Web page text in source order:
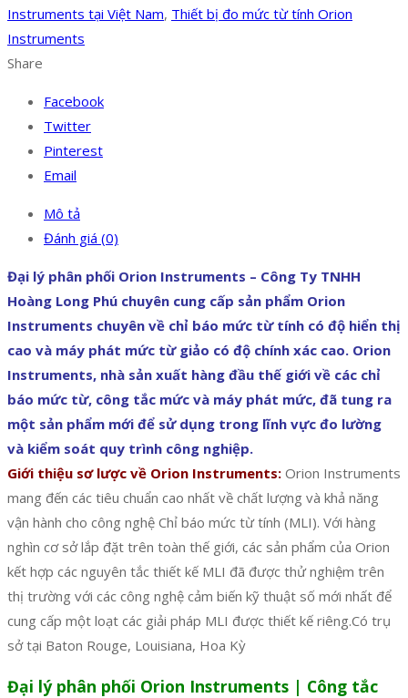
Instruments tại Việt Nam, Thiết bị đo mức từ tính Orion
Instruments
Share
Facebook
Twitter
Pinterest
Email
Mô tả
Đánh giá (0)
Đại lý phân phối Orion Instruments – Công Ty TNHH
Hoàng Long Phú chuyên cung cấp sản phẩm Orion
Instruments chuyên về chỉ báo mức từ tính có độ hiển thị
cao và máy phát mức từ giảo có độ chính xác cao. Orion
Instruments, nhà sản xuất hàng đầu thế giới về các chỉ
báo mức từ, công tắc mức và máy phát mức, đã tung ra
một sản phẩm mới để sử dụng trong lĩnh vực đo lường
và kiểm soát quy trình công nghiệp.
Giới thiệu sơ lược về Orion Instruments: Orion Instruments
mang đến các tiêu chuẩn cao nhất về chất lượng và khả năng
vận hành cho công nghệ Chỉ báo mức từ tính (MLI). Với hàng
nghìn cơ sở lắp đặt trên toàn thế giới, các sản phẩm của Orion
kết hợp các nguyên tắc thiết kế MLI đã được thử nghiệm trên
thị trường với các công nghệ cảm biến kỹ thuật số mới nhất để
cung cấp một loạt các giải pháp MLI được thiết kế riêng.Có trụ
sở tại Baton Rouge, Louisiana, Hoa Kỳ
Đại lý phân phối Orion Instruments | Công tắc